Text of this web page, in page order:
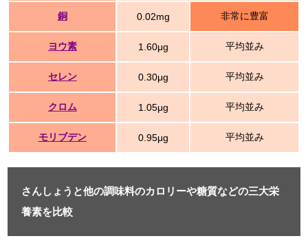
銅 0.02mg 非常に豊富
ヨウ素 1.60μg 平均並み
セレン 0.30μg 平均並み
クロム 1.05μg 平均並み
モリブデン 0.95μg 平均並み
さんしょうと他の調味料のカロリーや糖質などの三大栄
養素を比較